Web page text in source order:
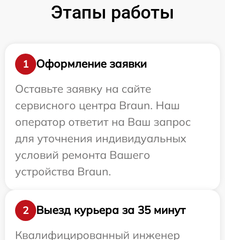
Этапы работы
1
Оформление заявки
Оставьте заявку на сайте
сервисного центра Braun. Наш
оператор ответит на Ваш запрос
для уточнения индивидуальных
условий ремонта Вашего
устройства Braun.
2
Выезд курьера за 35 минут
Квалифицированный инженер